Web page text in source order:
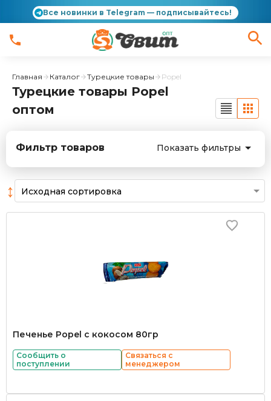
Все новинки в Telegram — подписывайтесь!
Главная Каталог Турецкие товары Popel
Турецкие товары Popel
оптом
Фильтр товаров Показать фильтры
↕
Печенье Popel с кокосом 80гр
Сообщить о
поступлении
Связаться с
менеджером